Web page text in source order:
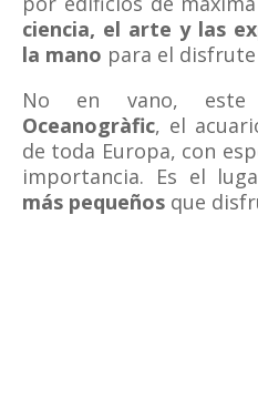
ciencia, el arte y las
la mano para el
No en vano,
Oceanogràfic, el
de toda Europa, con
importancia. Es el
más pequeños que